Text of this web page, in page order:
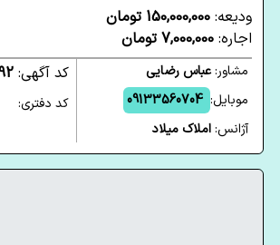
ودیعه: 150,000,000 تومان
اجاره: 7,000,000 تومان
مشاور:عباس رضایی
موبایل: 09133560704
آژانس:املاک میلاد
کد آگهی:
کد دفتری: